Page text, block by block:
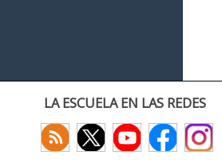
LA ESCUELA EN LAS REDES